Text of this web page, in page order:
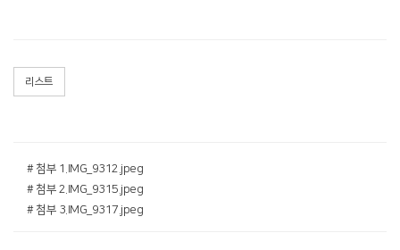
리스트
# 첨부 1.IMG_9312.jpeg
# 첨부 2.IMG_9315.jpeg
# 첨부 3.IMG_9317.jpeg